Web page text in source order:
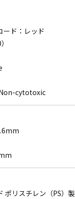
ード：レッド
cytotoxic
ポリスチレン（PS）製